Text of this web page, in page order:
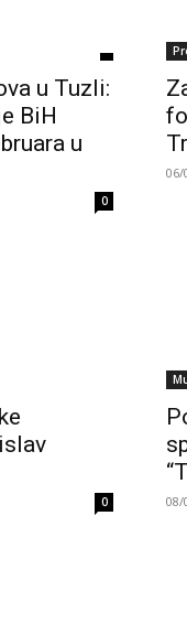
u Tuzli:
BiH
u
0
06/
0 08/